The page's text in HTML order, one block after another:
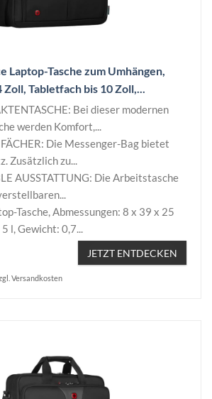
Laptop-Tasche zum Umhängen,
Tabletfach bis 10 Zoll,...
Bei dieser modernen
werden Komfort,...
Die Messenger-Bag bietet
Zusätzlich zu...
AUSSTATTUNG: Die Arbeitstasche
Tasche, Abmessungen: 8 x 39 x 25
l, Gewicht: 0,7...
JETZT ENTDECKEN
Versandkosten